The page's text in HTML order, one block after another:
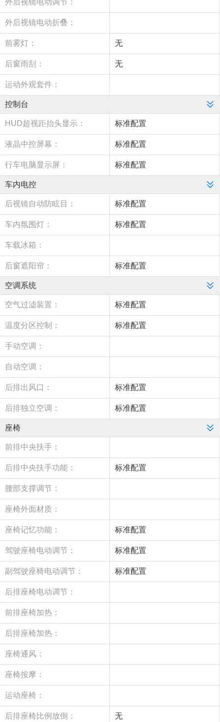
外后视镜电动调节：
外后视镜电动折叠：
前雾灯： 无
后窗雨刮： 无
运动外观套件：
控制台
HUD超视距抬头显示： 标准配置
液晶中控屏幕： 标准配置
行车电脑显示屏： 标准配置
车内电控
后视镜自动防眩目： 标准配置
车内氛围灯： 标准配置
车载冰箱：
后窗遮阳帘： 标准配置
空调系统
空气过滤装置： 标准配置
温度分区控制： 标准配置
手动空调：
自动空调：
后排出风口： 标准配置
后排独立空调： 标准配置
座椅
前排中央扶手：
后排中央扶手功能： 标准配置
腰部支撑调节：
座椅外面材质：
座椅记忆功能： 标准配置
驾驶座椅电动调节： 标准配置
副驾驶座椅电动调节： 标准配置
后排座椅电动调节：
前排座椅加热：
后排座椅加热：
座椅通风：
座椅按摩：
运动座椅：
后排座椅比例放倒： 无